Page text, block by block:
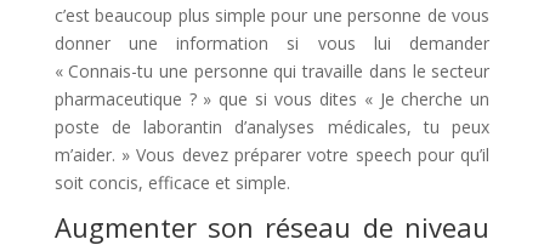
c’est beaucoup plus simple pour une personne de vous
donner une information si vous lui demander
« Connais-tu une personne qui travaille dans le secteur
pharmaceutique ? » que si vous dites « Je cherche un
poste de laborantin d’analyses médicales, tu peux
m’aider. » Vous devez préparer votre speech pour qu’il
soit concis, efficace et simple.
Augmenter son réseau de niveau